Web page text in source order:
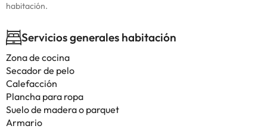
habitación.
Servicios generales habitación
Zona de cocina
Secador de pelo
Calefacción
Plancha para ropa
Suelo de madera o parquet
Armario